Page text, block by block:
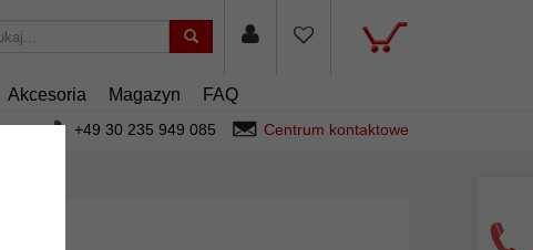
Akcesoria Magazyn FAQ
+49 30 235 949 085 Centrum kontaktowe